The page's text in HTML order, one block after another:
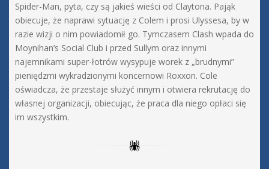
Spider-Man, pyta, czy są jakieś wieści od Claytona. Pająk
obiecuje, że naprawi sytuację z Colem i prosi Ulyssesa, by w
razie wizji o nim powiadomił go. Tymczasem Clash wpada do
Moynihan’s Social Club i przed Sullym oraz innymi
najemnikami super-łotrów wysypuje worek z „brudnymi”
pieniędzmi wykradzionymi koncernowi Roxxon. Cole
oświadcza, że przestaje służyć innym i otwiera rekrutację do
własnej organizacji, obiecując, że praca dla niego opłaci się
im wszystkim.